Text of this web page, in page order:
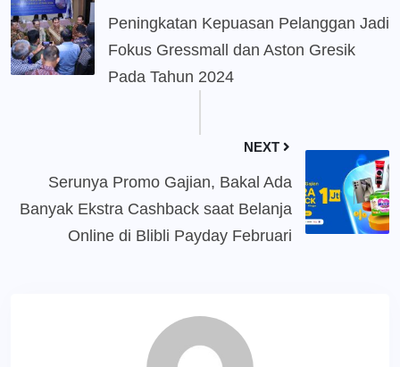
Peningkatan Kepuasan Pelanggan Jadi
Fokus Gressmall dan Aston Gresik
Pada Tahun 2024
NEXT
Serunya Promo Gajian, Bakal Ada
Banyak Ekstra Cashback saat Belanja
Online di Blibli Payday Februari